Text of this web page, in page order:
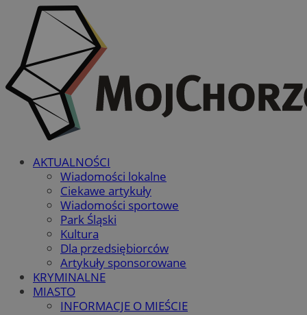
AKTUALNOŚCI
Wiadomości lokalne
Ciekawe artykuły
Wiadomości sportowe
Park Śląski
Kultura
Dla przedsiębiorców
Artykuły sponsorowane
KRYMINALNE
MIASTO
INFORMACJE O MIEŚCIE